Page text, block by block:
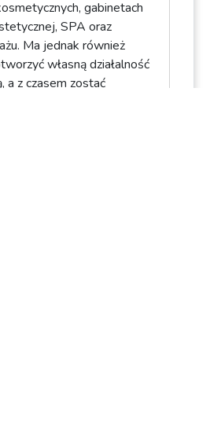
gabinetach
SPA oraz
Ma jednak również
własną działalność
a z czasem zostać